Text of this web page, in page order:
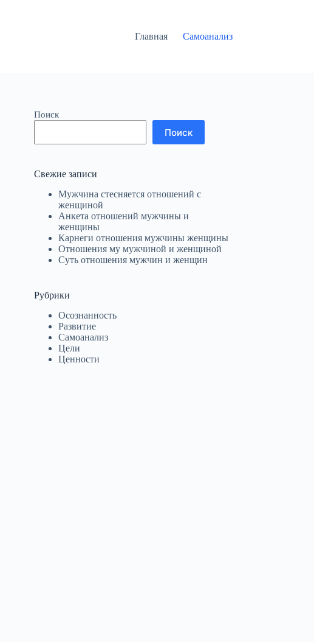
Главная Самоанализ
Поиск
Поиск
Свежие записи
Мужчина стесняется отношений с
женщиной
Анкета отношений мужчины и
женщины
Карнеги отношения мужчины женщины
Отношения му мужчиной и женщиной
Суть отношения мужчин и женщин
Рубрики
Осознанность
Развитие
Самоанализ
Цели
Ценности